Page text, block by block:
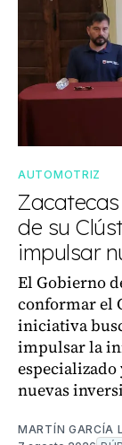
AUTOMOTRIZ
de su
impulsar
El Gobierno
conformar el
iniciativa
impulsar la
nuevas
MARTÍN GARCÍA